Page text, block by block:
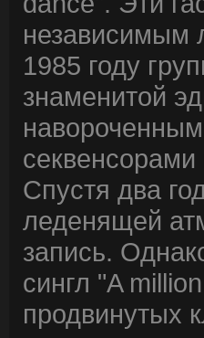
независимым
1985 году
знаменитой
Спустя два
леденящей
запись.
сингл "A
продвинутых